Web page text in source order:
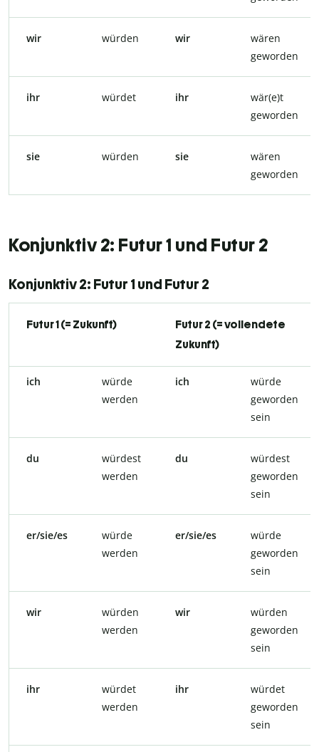
wir würden wir
wären
geworden
ihr würdet ihr
wär(e)t
geworden
sie würden sie
wären
geworden
Konjunktiv 2: Futur 1 und Futur 2
Konjunktiv 2: Futur 1 und Futur 2
Futur 1 (= Zukunft)
Futur 2 (= vollendete
Zukunft)
ich
würde
werden
ich
würde
geworden
sein
du
würdest
werden
du
würdest
geworden
sein
er/sie/es
würde
werden
er/sie/es
würde
geworden
sein
wir
würden
werden
wir
würden
geworden
sein
ihr
würdet
werden
ihr
würdet
geworden
sein